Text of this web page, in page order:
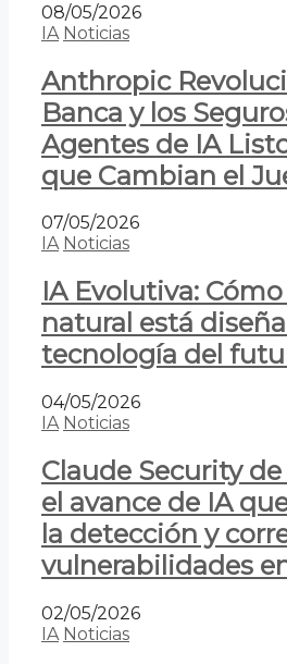
08/05/2026
IA Noticias
Anthropic
Banca y los
Agentes de IA
que Cambian el
07/05/2026
IA Noticias
IA Evolutiva:
natural está
tecnología del
04/05/2026
IA Noticias
Claude Security
el avance de IA
la detección y
vulnerabilidades
02/05/2026
IA Noticias